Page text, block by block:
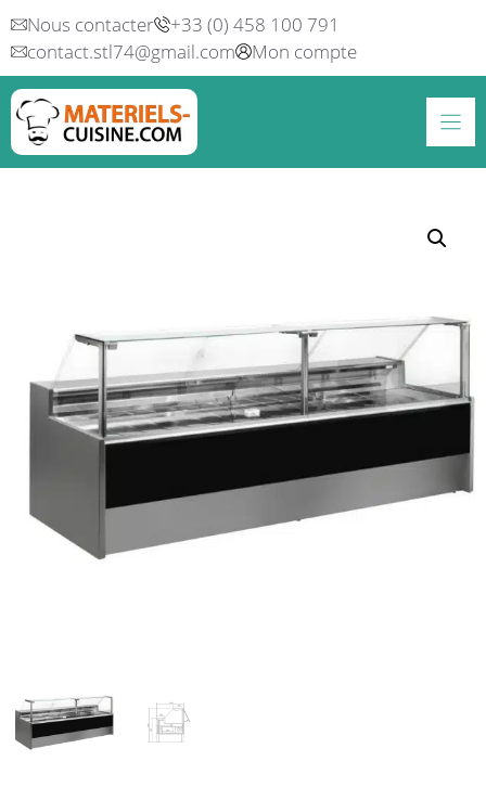
Aller
au
contenu
Nous contacter
+33 (0) 458 100 791
contact.stl74@gmail.com
Mon compte